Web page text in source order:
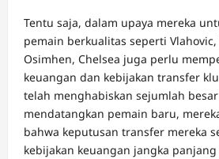
Tentu saja, dalam upaya mereka
pemain berkualitas seperti Vlahovic,
Osimhen, Chelsea juga perlu
keuangan dan kebijakan transfer
telah menghabiskan sejumlah
mendatangkan pemain baru,
bahwa keputusan transfer mereka
kebijakan keuangan jangka